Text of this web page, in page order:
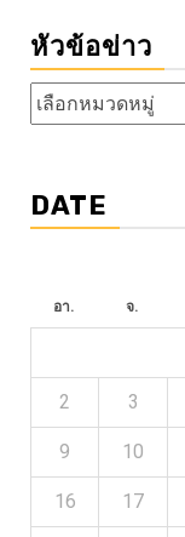
หัวข้อข่าว
หัวข้อ
ข่าว
DATE
อา. จ.
2 3
9 10
16 17